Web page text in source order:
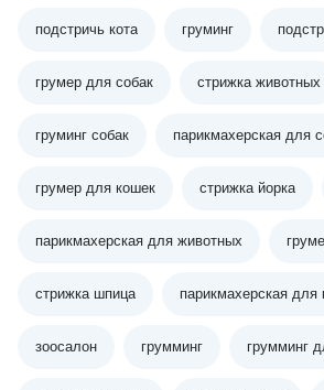
подстричь кота груминг
грумер для собак стрижка животных
груминг собак парикмахерская для
грумер для кошек стрижка йорка
парикмахерская для животных
стрижка шпица парикмахерская для
зоосалон грумминг грумминг